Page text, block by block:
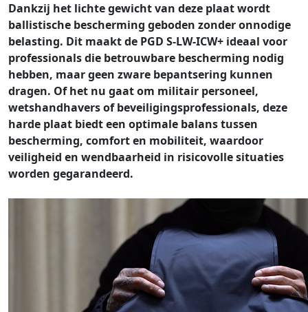
Dankzij het lichte gewicht van deze plaat wordt
ballistische bescherming geboden zonder onnodige
belasting. Dit maakt de PGD S-LW-ICW+ ideaal voor
professionals die betrouwbare bescherming nodig
hebben, maar geen zware bepantsering kunnen
dragen. Of het nu gaat om militair personeel,
wetshandhavers of beveiligingsprofessionals, deze
harde plaat biedt een optimale balans tussen
bescherming, comfort en mobiliteit, waardoor
veiligheid en wendbaarheid in risicovolle situaties
worden gegarandeerd.